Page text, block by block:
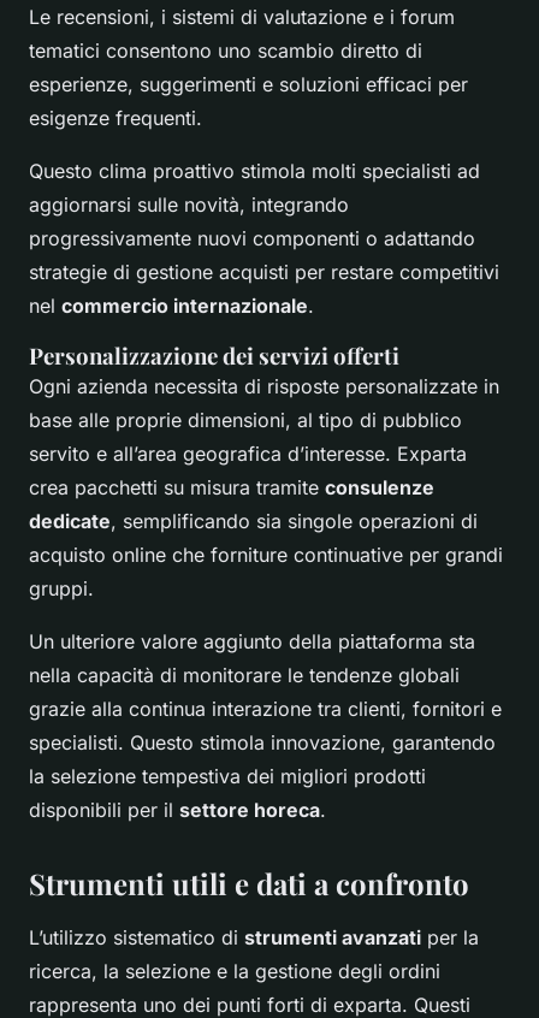
Le recensioni, i sistemi di valutazione e i forum
tematici consentono uno scambio diretto di
esperienze, suggerimenti e soluzioni efficaci per
esigenze frequenti.
Questo clima proattivo stimola molti specialisti ad
aggiornarsi sulle novità, integrando
progressivamente nuovi componenti o adattando
strategie di gestione acquisti per restare competitivi
nel commercio internazionale.
Personalizzazione dei servizi offerti
Ogni azienda necessita di risposte personalizzate in
base alle proprie dimensioni, al tipo di pubblico
servito e all’area geografica d’interesse. Exparta
crea pacchetti su misura tramite consulenze
dedicate, semplificando sia singole operazioni di
acquisto online che forniture continuative per grandi
gruppi.
Un ulteriore valore aggiunto della piattaforma sta
nella capacità di monitorare le tendenze globali
grazie alla continua interazione tra clienti, fornitori e
specialisti. Questo stimola innovazione, garantendo
la selezione tempestiva dei migliori prodotti
disponibili per il settore horeca.
Strumenti utili e dati a confronto
L’utilizzo sistematico di strumenti avanzati per la
ricerca, la selezione e la gestione degli ordini
rappresenta uno dei punti forti di exparta. Questi